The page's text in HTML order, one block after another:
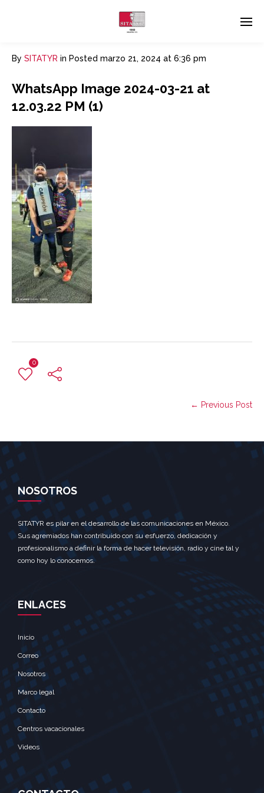
By SITATYR in Posted marzo 21, 2024 at 6:36 pm
WhatsApp Image 2024-03-21 at
12.03.22 PM (1)
0
← Previous Post
NOSOTROS
SITATYR es pilar en el desarrollo de las comunicaciones en México.
Sus agremiados han contribuido con su esfuerzo, dedicación y
profesionalismo a definir la forma de hacer televisión, radio y cine tal y
como hoy lo conocemos.
ENLACES
Inicio
Correo
Nosotros
Marco legal
Contacto
Centros vacacionales
Videos